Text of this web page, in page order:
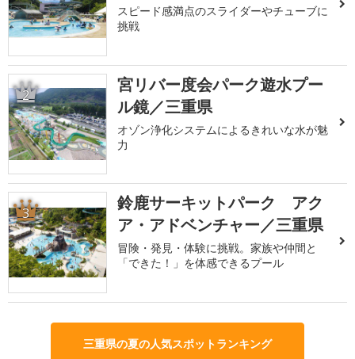
スピード感満点のスライダーやチューブに
挑戦
2
宮リバー度会パーク遊水プー
ル鏡／三重県
オゾン浄化システムによるきれいな水が魅
力
3
鈴鹿サーキットパーク アク
ア・アドベンチャー／三重県
冒険・発見・体験に挑戦。家族や仲間と
「できた！」を体感できるプール
三重県の夏の人気スポットランキング